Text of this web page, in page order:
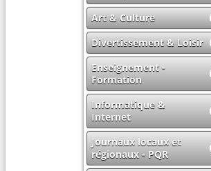
Art & Culture
Divertissement & Loisir
Enseignement -
Formation
Informatique &
Internet
Journaux locaux et
régionaux - PQR